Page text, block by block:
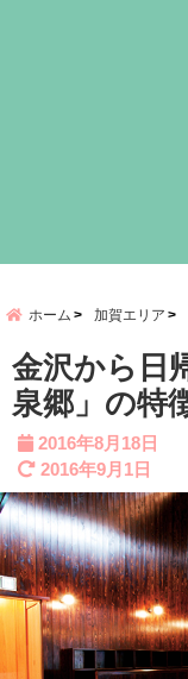
ホーム 加賀エリア
金沢から日
泉郷」の特
2016年8月18日
2016年9月1日